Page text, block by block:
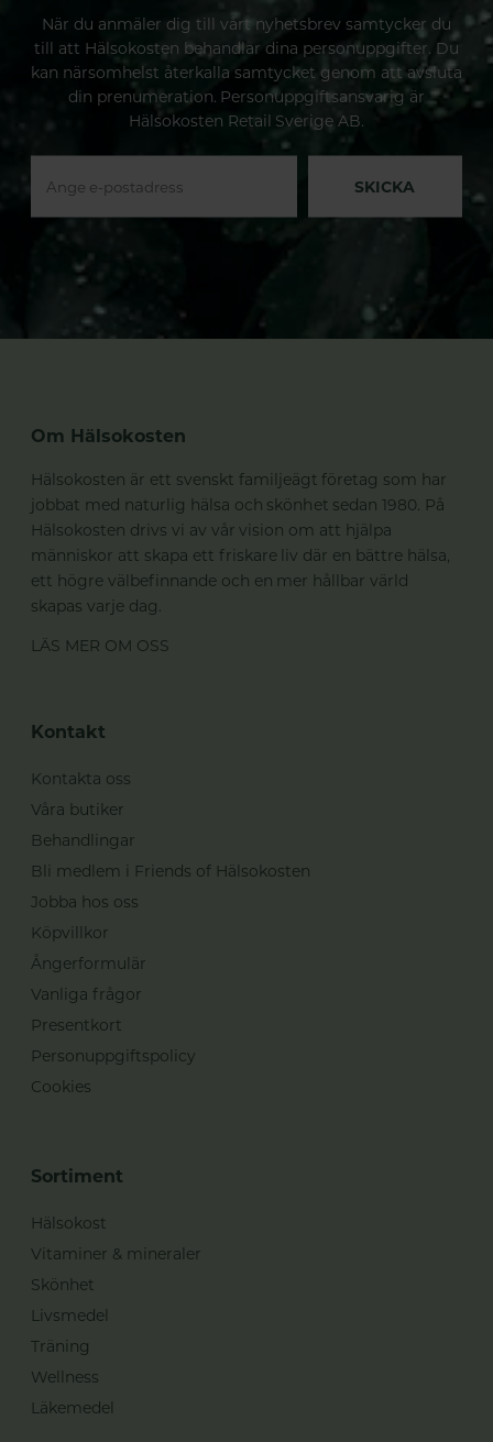
När du anmäler dig till vårt nyhetsbrev samtycker du
till att Hälsokosten behandlar dina personuppgifter. Du
kan närsomhelst återkalla samtycket genom att avsluta
din prenumeration. Personuppgiftsansvarig är
Hälsokosten Retail Sverige AB.
SKICKA
Om Hälsokosten
Hälsokosten är ett svenskt familjeägt företag som har
jobbat med naturlig hälsa och skönhet sedan 1980. På
Hälsokosten drivs vi av vår vision om att hjälpa
människor att skapa ett friskare liv där en bättre hälsa,
ett högre välbefinnande och en mer hållbar värld
skapas varje dag.
LÄS MER OM OSS
Kontakt
Kontakta oss
Våra butiker
Behandlingar
Bli medlem i Friends of Hälsokosten
Jobba hos oss
Köpvillkor
Ångerformulär
Vanliga frågor
Presentkort
Personuppgiftspolicy
Cookies
Sortiment
Hälsokost
Vitaminer & mineraler
Skönhet
Livsmedel
Träning
Wellness
Läkemedel